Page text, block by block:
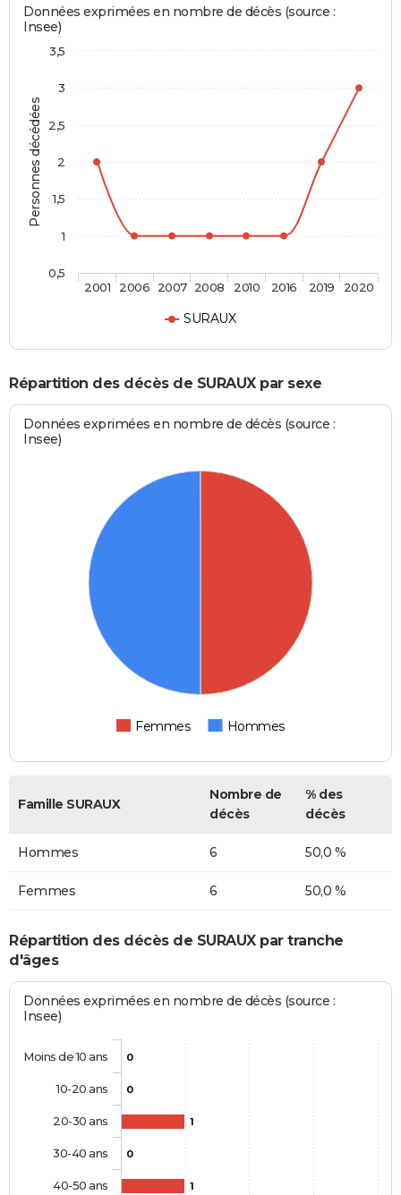
Personnes décédées
Données exprimées en nombre de décès (source :
Insee)
SURAUX
2001 2006 2007 2008 2010 2016 2019 2020
0,5
1
1,5
2
2,5
3
3,5
Répartition des décès de SURAUX par sexe
Données exprimées en nombre de décès (source :
Insee)
Femmes Hommes
Famille SURAUX
Nombre de
décès
% des
décès
Hommes 6 50,0 %
Femmes 6 50,0 %
Répartition des décès de SURAUX par tranche
d'âges
Données exprimées en nombre de décès (source :
Insee)
0
0
1
0
1
Moins de 10 ans
10-20 ans
20-30 ans
30-40 ans
40-50 ans